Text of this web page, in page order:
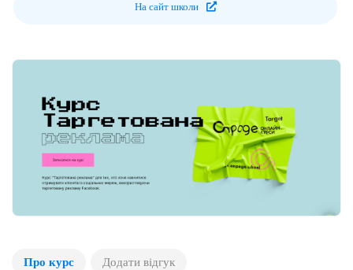
На сайт школи
Про курс Додати відгук